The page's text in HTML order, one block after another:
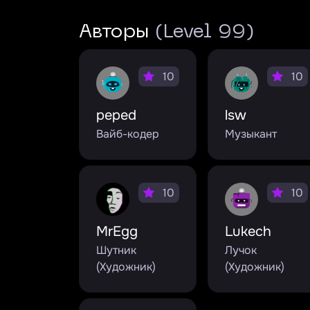
Авторы (Level 99)
peped
Вайб-кодер
10
lsw
Музыкант
10
MrEgg
Шутник
(Художник)
10
Lukech
Лучок
(Художник)
10